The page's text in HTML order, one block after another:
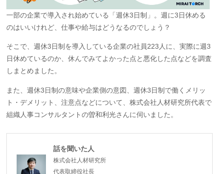
一部の企業で導入され始めている「週休3日制」。週に3日休める
のはいいけれど、仕事や給与はどうなるのでしょう？
そこで、週休3日制を導入している企業の社員223人に、実際に週3
日休めているのか、休んでみてよかった点と悪化した点などを調査
しまとめました。
また、週休3日制の意味や企業側の意図、週休3日制で働くメリッ
ト・デメリット、注意点などについて、株式会社人材研究所代表で
組織人事コンサルタントの曽和利光さんに伺いました。
話を聞いた人
株式会社人材研究所
代表取締役社長